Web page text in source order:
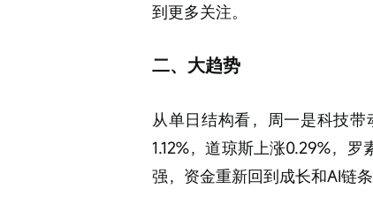
到更多关注。
二、大趋势
从单日结构看，周一是科技
1.12%，道琼斯上涨0.29%，
强，资金重新回到成长和AI链条